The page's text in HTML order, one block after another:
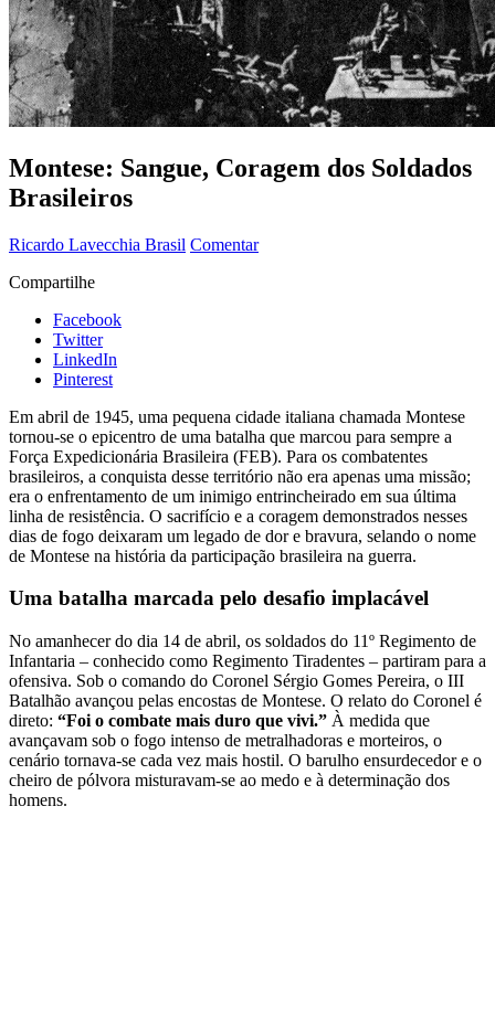
Montese: Sangue, Coragem dos Soldados
Brasileiros
Ricardo Lavecchia Brasil Comentar
Compartilhe
Facebook
Twitter
LinkedIn
Pinterest
Em abril de 1945, uma pequena cidade italiana chamada Montese
tornou-se o epicentro de uma batalha que marcou para sempre a
Força Expedicionária Brasileira (FEB). Para os combatentes
brasileiros, a conquista desse território não era apenas uma missão;
era o enfrentamento de um inimigo entrincheirado em sua última
linha de resistência. O sacrifício e a coragem demonstrados nesses
dias de fogo deixaram um legado de dor e bravura, selando o nome
de Montese na história da participação brasileira na guerra.
Uma batalha marcada pelo desafio implacável
No amanhecer do dia 14 de abril, os soldados do 11º Regimento de
Infantaria – conhecido como Regimento Tiradentes – partiram para a
ofensiva. Sob o comando do Coronel Sérgio Gomes Pereira, o III
Batalhão avançou pelas encostas de Montese. O relato do Coronel é
direto: “Foi o combate mais duro que vivi.” À medida que
avançavam sob o fogo intenso de metralhadoras e morteiros, o
cenário tornava-se cada vez mais hostil. O barulho ensurdecedor e o
cheiro de pólvora misturavam-se ao medo e à determinação dos
homens.